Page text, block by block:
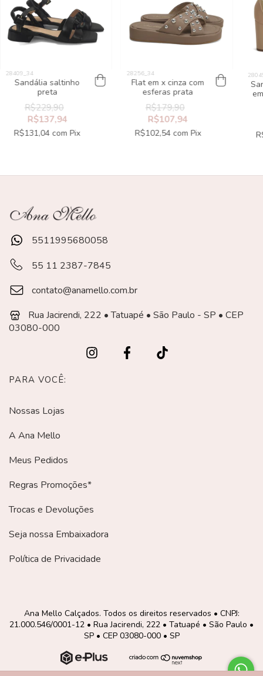
Sandália saltinho
preta
R$229,90
R$137,94
R$131,04 com Pix
Flat em x cinza com
esferas prata
R$179,90
R$107,94
R$102,54 com Pix
5511995680058
55 11 2387-7845
contato@anamello.com.br
Rua Jacirendi, 222 • Tatuapé • São Paulo - SP • CEP
03080-000
PARA VOCÊ:
Nossas Lojas
A Ana Mello
Meus Pedidos
Regras Promoções*
Trocas e Devoluções
Seja nossa Embaixadora
Política de Privacidade
Ana Mello Calçados. Todos os direitos reservados • CNPJ:
21.000.546/0001-12 • Rua Jacirendi, 222 • Tatuapé • São Paulo •
SP • CEP 03080-000 • SP